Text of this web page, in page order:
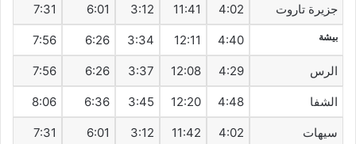
جزيرة تاروت 4:02
11:41
3:12
6:01
7:31
بيشة 4:40
12:11
3:34
6:26
7:56
الرس 4:29
12:08
3:37
6:26
7:56
الشفا 4:48
12:20
3:45
6:36
8:06
سيهات‎ 4:02
11:42
3:12
6:01
7:31